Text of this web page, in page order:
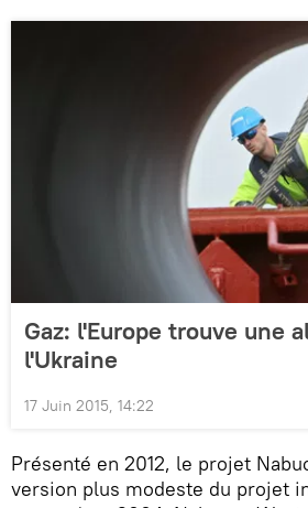
Gaz: l'Europe trouve une
l'Ukraine
17 Juin 2015, 14:22
Présenté en 2012, le projet
version plus modeste du projet